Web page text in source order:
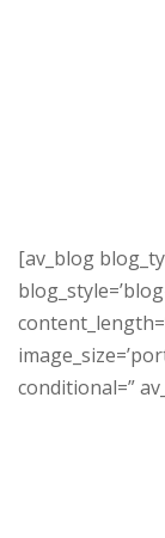
[av_blog
conditional=”